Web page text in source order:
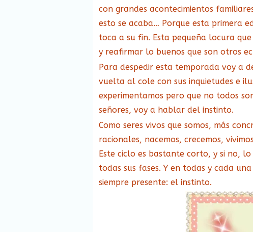
con grandes acontecimientos
esto se acaba… Porque esta primera
toca a su fin. Esta pequeña locura
y reafirmar lo buenos que son otros
Para despedir esta temporada voy a
vuelta al cole con sus inquietudes e
experimentamos pero que no todos
señores, voy a hablar del instinto.
Como seres vivos que somos, más
racionales, nacemos, crecemos,
Este ciclo es bastante corto, y si no,
todas sus fases. Y en todas y cada
siempre presente: el instinto.